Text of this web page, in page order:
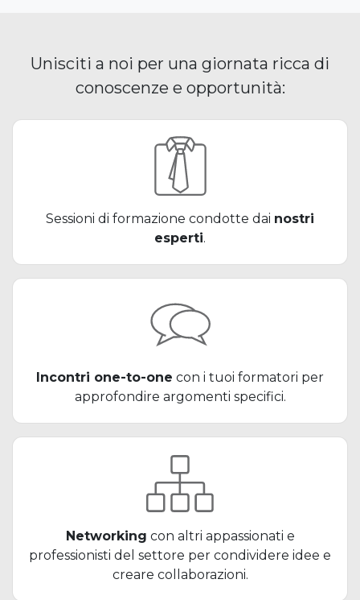
Unisciti a noi per una giornata ricca di
conoscenze e opportunità:
Sessioni di formazione condotte dai nostri
esperti.
Incontri one-to-one con i tuoi formatori per
approfondire argomenti specifici.
Networking con altri appassionati e
professionisti del settore per condividere idee e
creare collaborazioni.